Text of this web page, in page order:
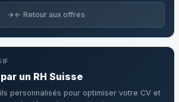
← Retour aux offres
un RH Suisse
personnalisés pour optimiser votre CV et